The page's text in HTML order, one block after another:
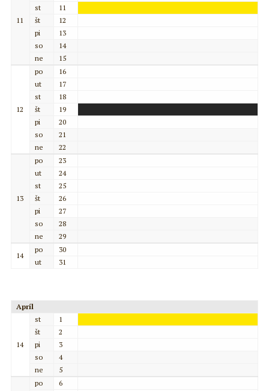
11
st
11
št
12
pi
13
so
14
ne
15
12
po
16
ut
17
st
18
št
19
pi
20
so
21
ne
22
13
po
23
ut
24
st
25
št
26
pi
27
so
28
ne
29
14
po
30
ut
31
Apríl
14
st
1
št
2
pi
3
so
4
ne
5
po
6